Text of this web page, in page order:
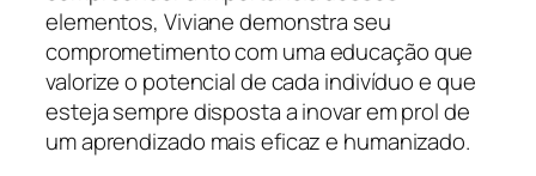
elementos, Viviane demonstra seu
comprometimento com uma educação que
valorize o potencial de cada indivíduo e que
esteja sempre disposta a inovar em prol de
um aprendizado mais eficaz e humanizado.